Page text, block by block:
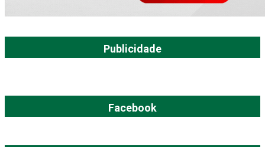
Publicidade
Facebook